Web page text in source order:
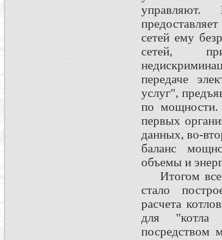
сетей ему
сетей,
передаче
услуг",
по мощности.
первых
данных, во-
баланс
объемы и
Итогом
стало
расчета
для "котла
посредством